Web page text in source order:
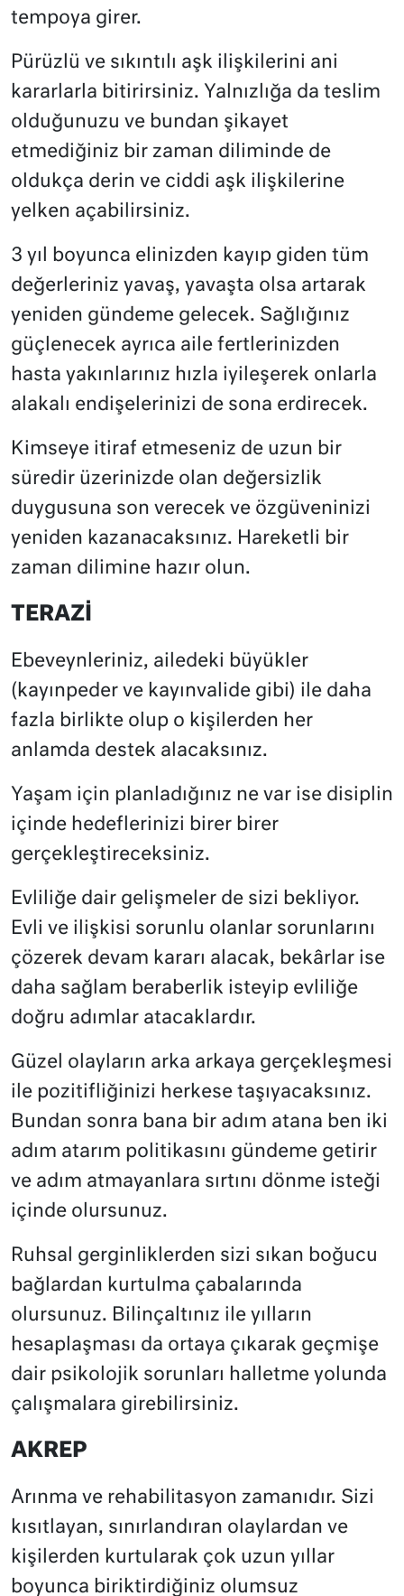
tempoya girer.
Pürüzlü ve sıkıntılı aşk ilişkilerini ani
kararlarla bitirirsiniz. Yalnızlığa da teslim
olduğunuzu ve bundan şikayet
etmediğiniz bir zaman diliminde de
oldukça derin ve ciddi aşk ilişkilerine
yelken açabilirsiniz.
3 yıl boyunca elinizden kayıp giden tüm
değerleriniz yavaş, yavaşta olsa artarak
yeniden gündeme gelecek. Sağlığınız
güçlenecek ayrıca aile fertlerinizden
hasta yakınlarınız hızla iyileşerek onlarla
alakalı endişelerinizi de sona erdirecek.
Kimseye itiraf etmeseniz de uzun bir
süredir üzerinizde olan değersizlik
duygusuna son verecek ve özgüveninizi
yeniden kazanacaksınız. Hareketli bir
zaman dilimine hazır olun.
TERAZİ
Ebeveynleriniz, ailedeki büyükler
(kayınpeder ve kayınvalide gibi) ile daha
fazla birlikte olup o kişilerden her
anlamda destek alacaksınız.
Yaşam için planladığınız ne var ise disiplin
içinde hedeflerinizi birer birer
gerçekleştireceksiniz.
Evliliğe dair gelişmeler de sizi bekliyor.
Evli ve ilişkisi sorunlu olanlar sorunlarını
çözerek devam kararı alacak, bekârlar ise
daha sağlam beraberlik isteyip evliliğe
doğru adımlar atacaklardır.
Güzel olayların arka arkaya gerçekleşmesi
ile pozitifliğinizi herkese taşıyacaksınız.
Bundan sonra bana bir adım atana ben iki
adım atarım politikasını gündeme getirir
ve adım atmayanlara sırtını dönme isteği
içinde olursunuz.
Ruhsal gerginliklerden sizi sıkan boğucu
bağlardan kurtulma çabalarında
olursunuz. Bilinçaltınız ile yılların
hesaplaşması da ortaya çıkarak geçmişe
dair psikolojik sorunları halletme yolunda
çalışmalara girebilirsiniz.
AKREP
Arınma ve rehabilitasyon zamanıdır. Sizi
kısıtlayan, sınırlandıran olaylardan ve
kişilerden kurtularak çok uzun yıllar
boyunca biriktirdiğiniz olumsuz